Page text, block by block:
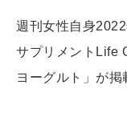
週刊女性自身
サプリメントLife
ヨーグルト」が掲